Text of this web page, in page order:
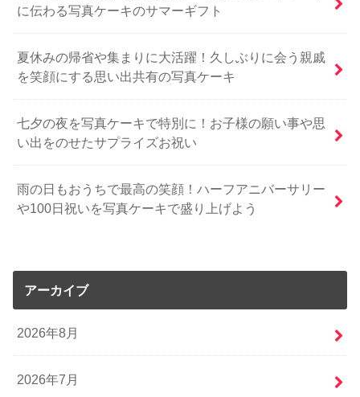
に伝わる写真ケーキのサマーギフト
夏休みの帰省や集まりに大活躍！久しぶりに会う親戚
を笑顔にする思い出共有の写真ケーキ
七夕の夜を写真ケーキで特別に！お子様の願い事や思
い出をのせたサプライズお祝い
雨の日もおうちで最高の笑顔！ハーフアニバーサリー
や100日祝いを写真ケーキで盛り上げよう
アーカイブ
2026年8月
2026年7月